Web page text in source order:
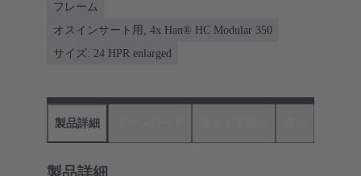
フレーム
オスインサート用, 4x Han® HC Modular 350
サイズ: 24 HPR enlarged
製品詳細
製品詳細